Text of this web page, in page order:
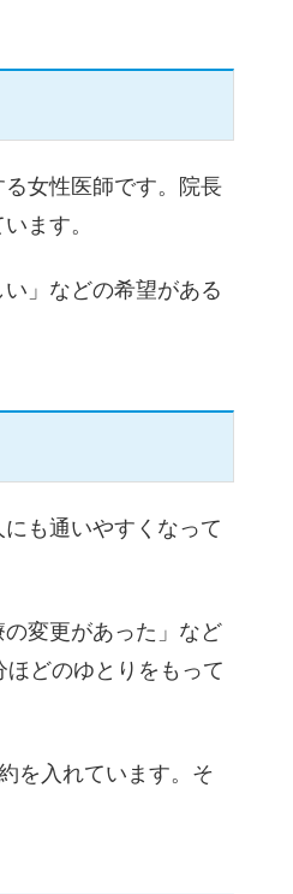
女性医師です。院長
ます。
」などの希望がある
も通いやすくなって
変更があった」など
どのゆとりをもって
を入れています。そ